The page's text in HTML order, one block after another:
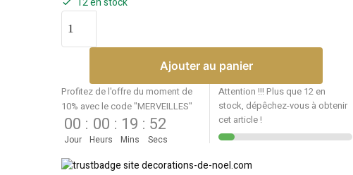
Ajouter au panier
Profitez de l'offre du moment de
10% avec le code "MERVEILLES"
00
Jour
: 00
Heurs
: 19
Mins
: 52
Secs
Attention !!! Plus que 12 en
stock, dépêchez-vous à obtenir
cet article !